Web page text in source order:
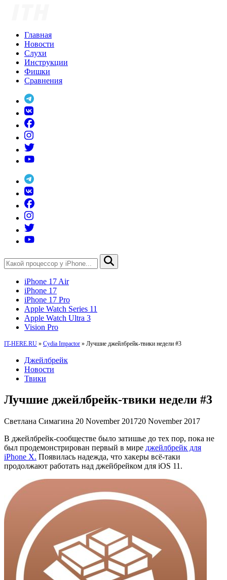
Главная
Новости
Слухи
Инструкции
Фишки
Сравнения
iPhone 17 Air
iPhone 17
iPhone 17 Pro
Apple Watch Series 11
Apple Watch Ultra 3
Vision Pro
IT-HERE.RU » Cydia Impactor » Лучшие джейлбрейк-твики недели #3
Джейлбрейк
Новости
Твики
Лучшие джейлбрейк-твики недели #3
Светлана Симагина 20 November 201720 November 2017
В джейлбрейк-сообществе было затишье до тех пор, пока не
был продемонстрирован первый в мире джейлбрейк для
iPhone X. Появилась надежда, что хакеры всё-таки
продолжают работать над джейбрейком для iOS 11.